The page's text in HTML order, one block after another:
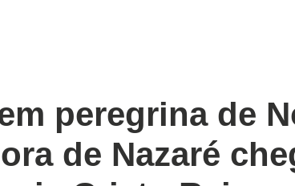
peregrina de
de Nazaré